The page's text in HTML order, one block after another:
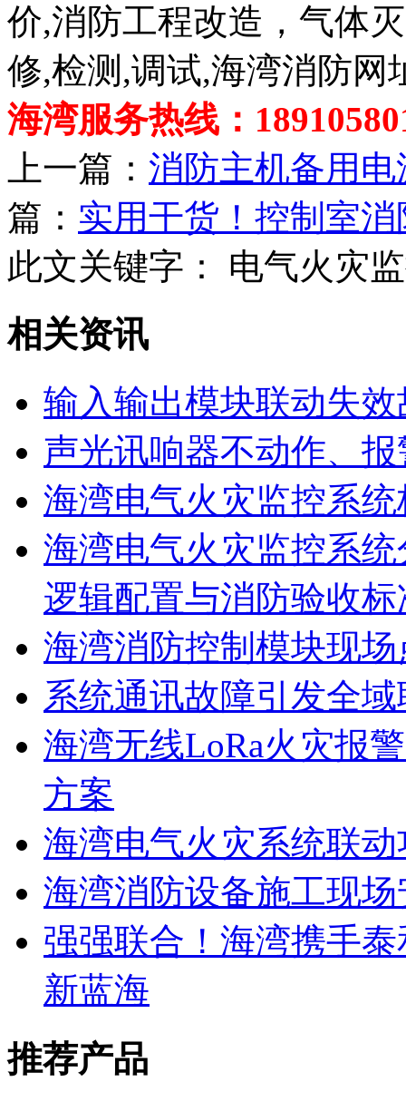
价,消防工程改造，气体
修,检测,调试,海湾消防网
海湾服务热线：
上一篇： 消防主机备用
篇： 实用干货！控制室
此文关键字：
电气火灾
相关资讯
输入输出模块联动失效
声光讯响器不动作、
海湾电气火灾监控系
海湾电气火灾监控系
逻辑配置与消防验收标
海湾消防控制模块现
系统通讯故障引发全
海湾无线LoRa火灾报
方案
海湾电气火灾系统联
海湾消防设备施工现
强强联合！海湾携手
新蓝海
推荐产品